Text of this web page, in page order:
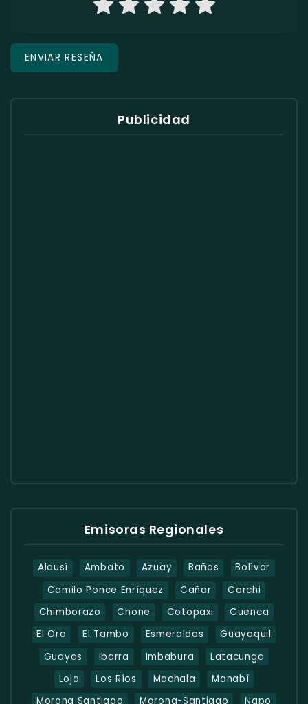
Publicidad
Emisoras Regionales
Alausí Ambato Azuay Baños
Bolívar
Camilo Ponce Enríquez
Cañar
Carchi
Chimborazo
Chone Cotopaxi
Cuenca
El Oro
El Tambo Esmeraldas
Guayaquil
Guayas
Ibarra Imbabura
Latacunga
Loja
Los Ríos Machala
Manabí
Morona Santiago
Morona-Santiago Napo